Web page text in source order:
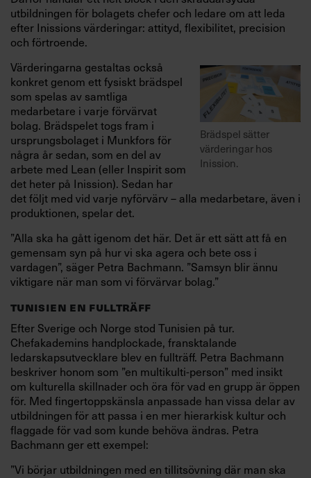
utbildningen för bolagets chefer och ledare om att leda
efter Inissions värderingar: attityd, flexibilitet, precision
och förtroende.
Brädspel sätter
värderingar hos
Inission.
Värderingarna gestaltas också
konkret genom ett fysiskt brädspel
som spelas av samtliga
medarbetare i varje förvärvat
bolag. Brädspelet togs fram i
ursprungsbolaget i Munkfors för
några år sedan, som en del av
arbete med Lean (eller Inspirit som
det heter på Inission). Sedan har
det följt med vid varje nyförvärv – alla medarbetare, även i
produktionen, spelar det.
”Alla ska ha gått igenom det här. Det är ett sätt att få en
gemensam syn på hur vi ska agera och bete oss i
vardagen”, säger Petra Bachmann. ”Samsyn blir ännu
viktigare när man som vi förvärvar bolag.”
TUNISIEN EN FULLTRÄFF
Efter Sverige och Norge stod Tunisien på tur.
Chefakademins handplockade, fransktalande
ledarskapsutvecklare blev en fullträff. Petra Bachmann
beskriver honom som ”en multikulti-person” med insikt
om kulturella skillnader och öra för vad en grupp är öppen
för. Med fingertoppskänsla anpassade han vissa delar av
utbildningen för att passa i en mer hierarkisk kultur och
flaggade för vad som kunde behöva ändras. Petra
Bachmann ger ett exempel:
”Vi börjar utbildningen med en tillitsövning där man ska